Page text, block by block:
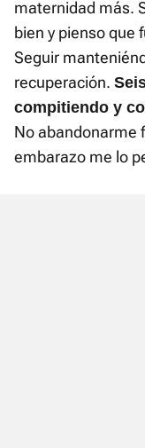
maternidad más.
bien y pienso que
Seguir
recuperación.
compitiendo y
No abandonarme
embarazo me lo